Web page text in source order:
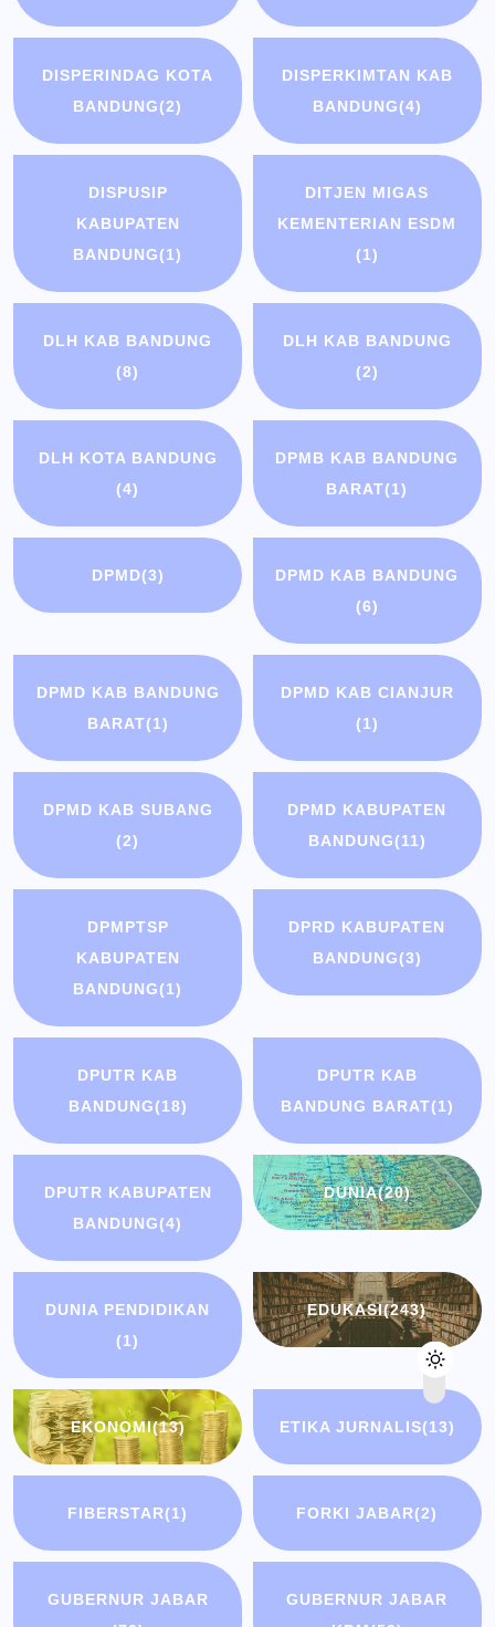
DISPERINDAG KOTA
BANDUNG(2)
DISPERKIMTAN KAB
BANDUNG(4)
DISPUSIP
KABUPATEN
BANDUNG(1)
DITJEN MIGAS
KEMENTERIAN ESDM
(1)
DLH KAB BANDUNG
(8)
DLH KAB BANDUNG
(2)
DLH KOTA BANDUNG
(4)
DPMB KAB BANDUNG
BARAT(1)
DPMD(3)
DPMD KAB BANDUNG
(6)
DPMD KAB BANDUNG
BARAT(1)
DPMD KAB CIANJUR
(1)
DPMD KAB SUBANG
(2)
DPMD KABUPATEN
BANDUNG(11)
DPMPTSP
KABUPATEN
BANDUNG(1)
DPRD KABUPATEN
BANDUNG(3)
DPUTR KAB
BANDUNG(18)
DPUTR KAB
BANDUNG BARAT(1)
DPUTR KABUPATEN
BANDUNG(4)
DUNIA(20)
DUNIA PENDIDIKAN
(1)
EDUKASI(243)
EKONOMI(13) ETIKA JURNALIS(13)
FIBERSTAR(1) FORKI JABAR(2)
GUBERNUR JABAR
GUBERNUR JABAR